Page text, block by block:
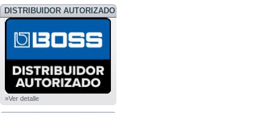
DISTRIBUIDOR AUTORIZADO
BOSS
»Ver detalle